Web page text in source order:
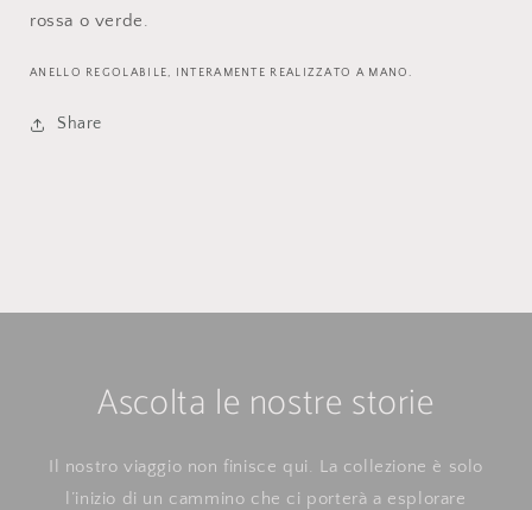
rossa o verde.
ANELLO REGOLABILE, INTERAMENTE REALIZZATO A MANO.
Share
Ascolta le nostre storie
Il nostro viaggio non finisce qui. La collezione è solo
l’inizio di un cammino che ci porterà a esplorare